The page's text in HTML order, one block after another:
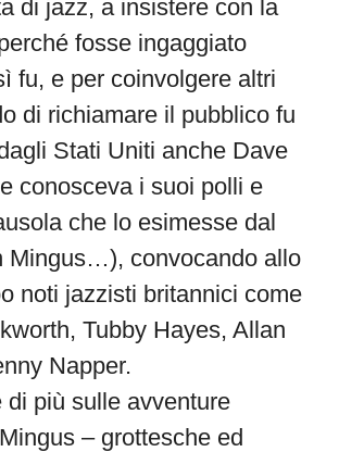
di jazz, a insistere con la
fosse ingaggiato
fu, e per coinvolgere altri
di richiamare il pubblico fu
Stati Uniti anche Dave
conosceva i suoi polli e
che lo esimesse dal
Mingus…), convocando allo
noti jazzisti britannici come
Tubby Hayes, Allan
Napper.
di più sulle avventure
– grottesche ed